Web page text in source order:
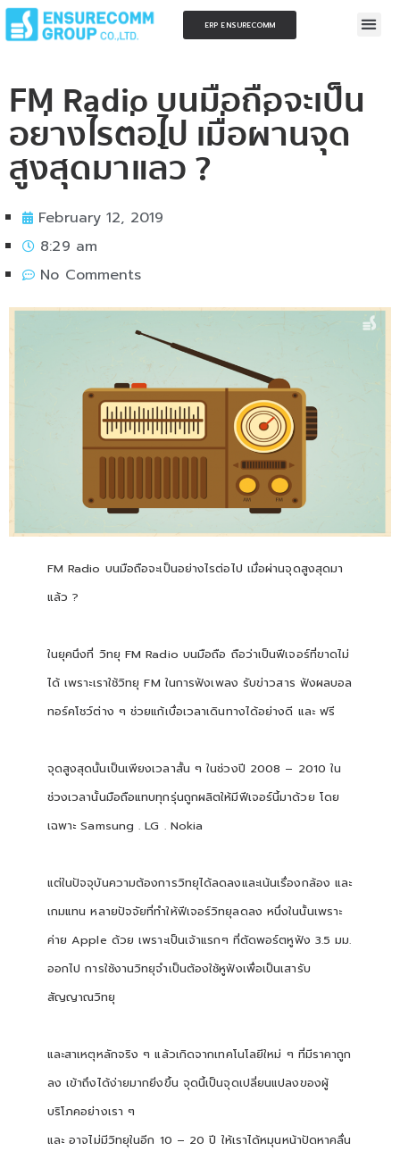
ERP ENSURECOMM
FM Radio บนมือถือจะเป็น
อย่างไรต่อไป เมื่อผ่านจุด
สูงสุดมาแล้ว ?
February 12, 2019
8:29 am
No Comments
FM Radio บนมือถือจะเป็นอย่างไรต่อไป เมื่อผ่านจุดสูงสุดมา
แล้ว ?
ในยุคนึงที่ วิทยุ FM Radio บนมือถือ ถือว่าเป็นฟีเจอร์ที่ขาดไม่
ได้ เพราะเราใช้วิทยุ FM ในการฟังเพลง รับข่าวสาร ฟังผลบอล
ทอร์คโชว์ต่าง ๆ ช่วยแก้เบื่อเวลาเดินทางได้อย่างดี และ ฟรี
จุดสูงสุดนั้นเป็นเพียงเวลาสั้น ๆ ในช่วงปี 2008 – 2010 ใน
ช่วงเวลานั้นมือถือแทบทุกรุ่นถูกผลิตให้มีฟีเจอร์นี้มาด้วย โดย
เฉพาะ Samsung . LG . Nokia
แต่ในปัจจุบันความต้องการวิทยุได้ลดลงและเน้นเรื่องกล้อง และ
เกมแทน หลายปัจจัยที่ทำให้ฟีเจอร์วิทยุลดลง หนึ่งในนั้นเพราะ
ค่าย Apple ด้วย เพราะเป็นเจ้าแรกๆ ที่ตัดพอร์ตหูฟัง 3.5 มม.
ออกไป การใช้งานวิทยุจำเป็นต้องใช้หูฟังเพื่อเป็นเสารับ
สัญญาณวิทยุ
และสาเหตุหลักจริง ๆ แล้วเกิดจากเทคโนโลยีใหม่ ๆ ที่มีราคาถูก
ลง เข้าถึงได้ง่ายมากยิ่งขึ้น จุดนี้เป็นจุดเปลี่ยนแปลงของผู้
บริโภคอย่างเรา ๆ
และ อาจไม่มีวิทยุในอีก 10 – 20 ปี ให้เราได้หมุนหน้าปัดหาคลื่น